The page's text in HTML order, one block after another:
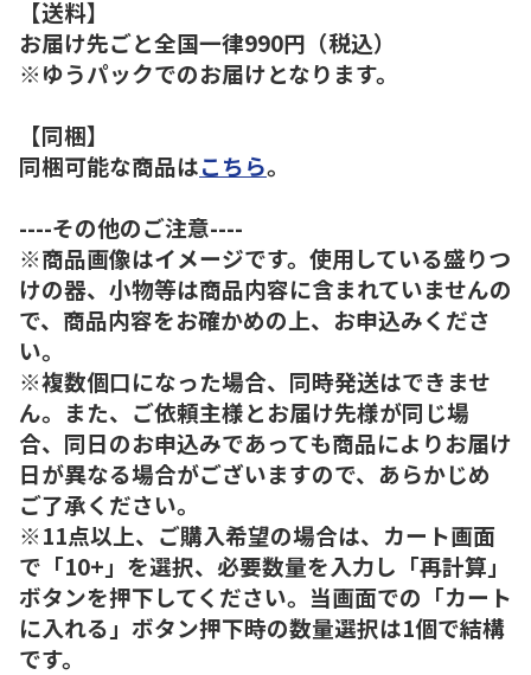
【送料】
お届け先ごと全国一律990円（税込）
※ゆうパックでのお届けとなります。
【同梱】
同梱可能な商品はこちら。
----その他のご注意----
※商品画像はイメージです。使用している盛りつ
けの器、小物等は商品内容に含まれていませんの
で、商品内容をお確かめの上、お申込みくださ
い。
※複数個口になった場合、同時発送はできませ
ん。また、ご依頼主様とお届け先様が同じ場
合、同日のお申込みであっても商品によりお届け
日が異なる場合がございますので、あらかじめ
ご了承ください。
※11点以上、ご購入希望の場合は、カート画面
で「10+」を選択、必要数量を入力し「再計算」
ボタンを押下してください。当画面での「カート
に入れる」ボタン押下時の数量選択は1個で結構
です。